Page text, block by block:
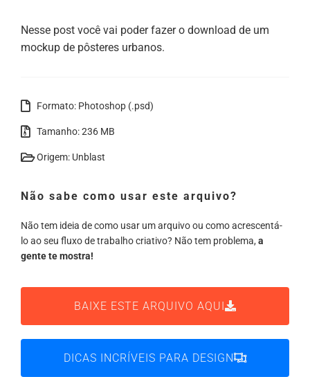
Nesse post você vai poder fazer o download de um
mockup de pôsteres urbanos.
Formato: Photoshop (.psd)
Tamanho: 236 MB
Origem: Unblast
Não sabe como usar este arquivo?
Não tem ideia de como usar um arquivo ou como acrescentá-
lo ao seu fluxo de trabalho criativo? Não tem problema, a
gente te mostra!
BAIXE ESTE ARQUIVO AQUI
DICAS INCRÍVEIS PARA DESIGN